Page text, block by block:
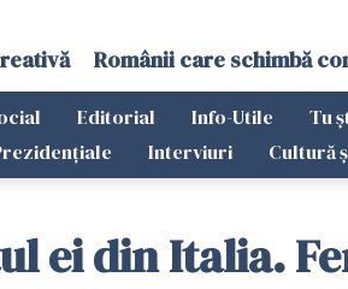
Românii care schimbă
Editorial Info-Utile Tu
Interviuri Cultură
ei din Italia.